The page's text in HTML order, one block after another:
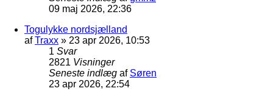
09 maj 2026, 22:36
Togulykke nordsjælland
afTraxx » 23 apr 2026, 10:53
1 Svar
2821 Visninger
Seneste indlæg af Søren
23 apr 2026, 22:54